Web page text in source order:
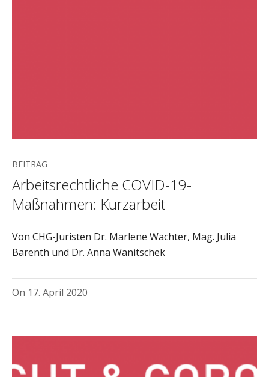
BEITRAG
Arbeitsrechtliche COVID-19-
Maßnahmen: Kurzarbeit
Von CHG-Juristen Dr. Marlene Wachter, Mag. Julia
Barenth und Dr. Anna Wanitschek
On 17. April 2020